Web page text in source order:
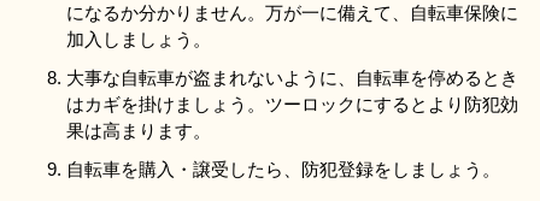
になるか分かりません。万が一に備えて、自転車保険に
加入しましょう。
大事な自転車が盗まれないように、自転車を停めるとき
はカギを掛けましょう。ツーロックにするとより防犯効
果は高まります。
自転車を購入・譲受したら、防犯登録をしましょう。